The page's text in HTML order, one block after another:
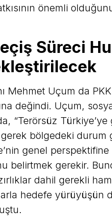
önemli
Süreci
Mehmet Uçum da
değindi. Uçum,
“Terörsüz
gerek bölgedeki
genel
belirtmek gerekir.
dahil gerekli
hedefe yürüyüşün